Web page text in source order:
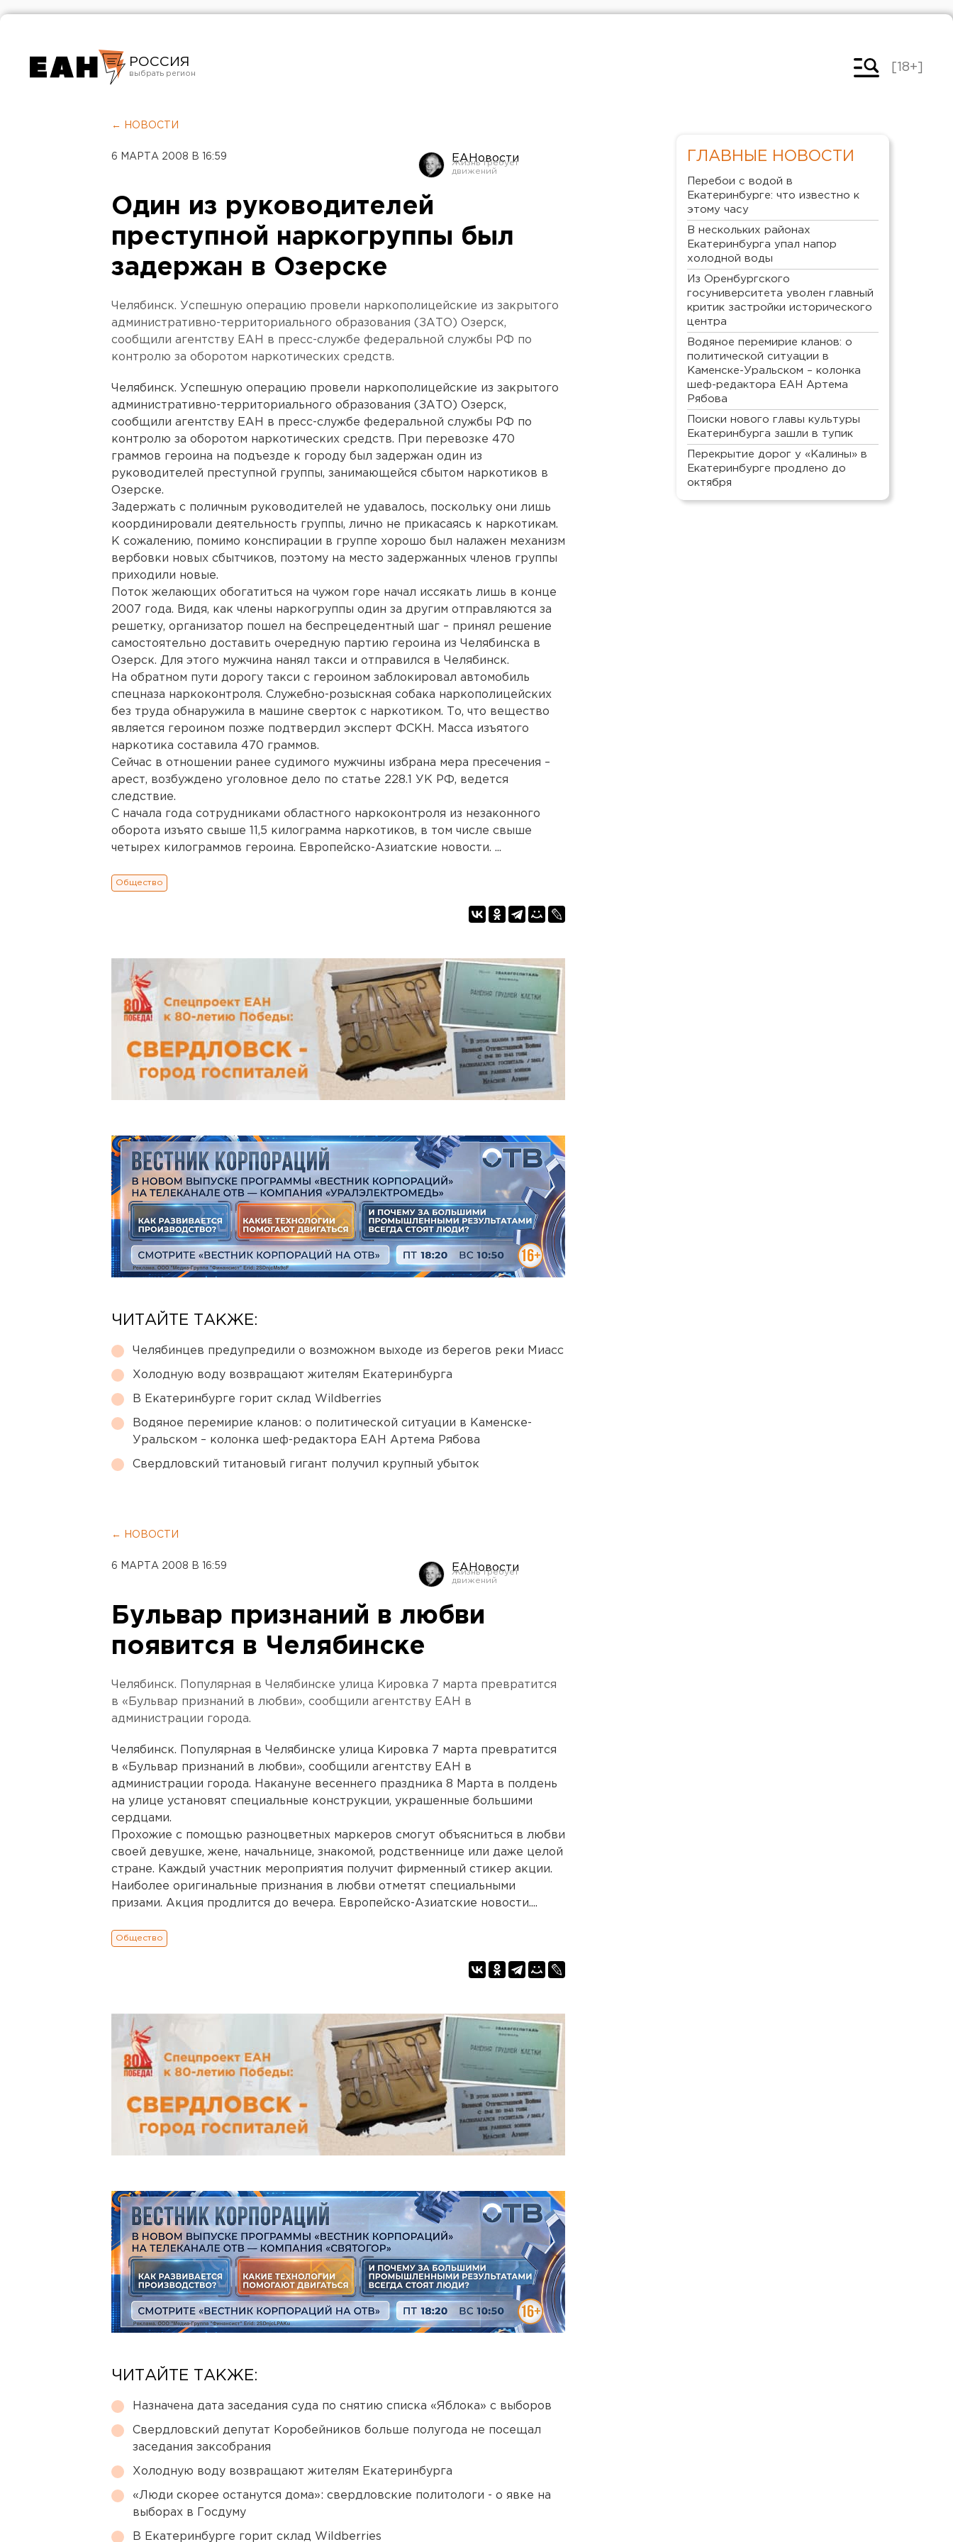
РОССИЯ
Челябинск
[18+]
← НОВОСТИ
6 МАРТА 2008 В 16:59 ЕАНовости
Один из руководителей
преступной наркогруппы был
задержан в Озерске
Челябинск. Успешную операцию провели наркополицейские из закрытого
административно-территориального образования (ЗАТО) Озерск,
сообщили агентству ЕАН в пресс-службе федеральной службы РФ по
контролю за оборотом наркотических средств.
Челябинск. Успешную операцию провели наркополицейские из закрытого
административно-территориального образования (ЗАТО) Озерск,
сообщили агентству ЕАН в пресс-службе федеральной службы РФ по
контролю за оборотом наркотических средств. При перевозке 470
граммов героина на подъезде к городу был задержан один из
руководителей преступной группы, занимающейся сбытом наркотиков в
Озерске.
Задержать с поличным руководителей не удавалось, поскольку они лишь
координировали деятельность группы, лично не прикасаясь к наркотикам.
К сожалению, помимо конспирации в группе хорошо был налажен механизм
вербовки новых сбытчиков, поэтому на место задержанных членов группы
приходили новые.
Поток желающих обогатиться на чужом горе начал иссякать лишь в конце
2007 года. Видя, как члены наркогруппы один за другим отправляются за
решетку, организатор пошел на беспрецедентный шаг – принял решение
самостоятельно доставить очередную партию героина из Челябинска в
Озерск. Для этого мужчина нанял такси и отправился в Челябинск.
На обратном пути дорогу такси с героином заблокировал автомобиль
спецназа наркоконтроля. Служебно-розыскная собака наркополицейских
без труда обнаружила в машине сверток с наркотиком. То, что вещество
является героином позже подтвердил эксперт ФСКН. Масса изъятого
наркотика составила 470 граммов.
Сейчас в отношении ранее судимого мужчины избрана мера пресечения –
арест, возбуждено уголовное дело по статье 228.1 УК РФ, ведется
следствие.
С начала года сотрудниками областного наркоконтроля из незаконного
оборота изъято свыше 11,5 килограмма наркотиков, в том числе свыше
четырех килограммов героина. Европейско-Азиатские новости. ...
Общество
ЧИТАЙТЕ ТАКЖЕ:
Челябинцев предупредили о возможном выходе из берегов реки Миасс
Холодную воду возвращают жителям Екатеринбурга
В Екатеринбурге горит склад Wildberries
Водяное перемирие кланов: о политической ситуации в Каменске-
Уральском – колонка шеф-редактора ЕАН Артема Рябова
Свердловский титановый гигант получил крупный убыток
← НОВОСТИ
6 МАРТА 2008 В 16:59 ЕАНовости
Бульвар признаний в любви
появится в Челябинске
Челябинск. Популярная в Челябинске улица Кировка 7 марта превратится
в «Бульвар признаний в любви», сообщили агентству ЕАН в
администрации города.
Челябинск. Популярная в Челябинске улица Кировка 7 марта превратится
в «Бульвар признаний в любви», сообщили агентству ЕАН в
администрации города. Накануне весеннего праздника 8 Марта в полдень
на улице установят специальные конструкции, украшенные большими
сердцами.
Прохожие с помощью разноцветных маркеров смогут объясниться в любви
своей девушке, жене, начальнице, знакомой, родственнице или даже целой
стране. Каждый участник мероприятия получит фирменный стикер акции.
Наиболее оригинальные признания в любви отметят специальными
призами. Акция продлится до вечера. Европейско-Азиатские новости....
Общество
ЧИТАЙТЕ ТАКЖЕ:
Назначена дата заседания суда по снятию списка «Яблока» с выборов
Свердловский депутат Коробейников больше полугода не посещал
заседания заксобрания
Холодную воду возвращают жителям Екатеринбурга
«Люди скорее останутся дома»: свердловские политологи - о явке на
выборах в Госдуму
В Екатеринбурге горит склад Wildberries
ГЛАВНЫЕ НОВОСТИ
Перебои с водой в
Екатеринбурге: что известно к
этому часу
В нескольких районах
Екатеринбурга упал напор
холодной воды
Из Оренбургского
госуниверситета уволен главный
критик застройки исторического
центра
Водяное перемирие кланов: о
политической ситуации в
Каменске-Уральском – колонка
шеф-редактора ЕАН Артема
Рябова
Поиски нового главы культуры
Екатеринбурга зашли в тупик
Перекрытие дорог у «Калины» в
Екатеринбурге продлено до
октября